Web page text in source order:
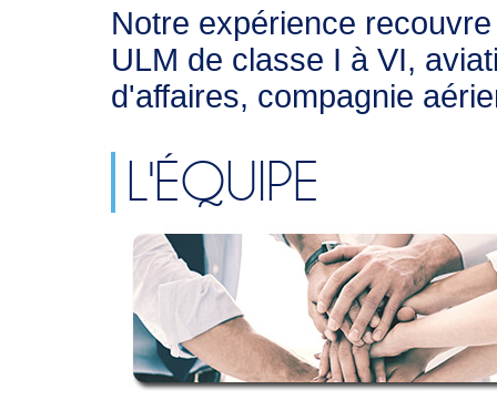
Notre expérience
ULM de classe I à VI,
d'affaires, compagnie
L'ÉQUIPE